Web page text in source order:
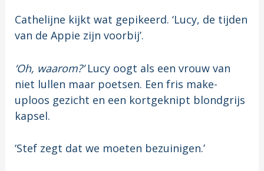
Cathelijne kijkt wat gepikeerd. ‘Lucy, de tijden
van de Appie zijn voorbij’.
‘Oh, waarom?’Lucy oogt als een vrouw van
niet lullen maar poetsen. Een fris make-
uploos gezicht en een kortgeknipt blondgrijs
kapsel.
‘Stef zegt dat we moeten bezuinigen.’